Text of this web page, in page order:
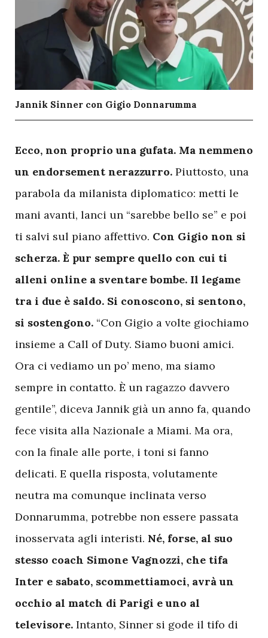
Jannik Sinner con Gigio Donnarumma
Ecco, non proprio una gufata. Ma nemmeno
un endorsement nerazzurro. Piuttosto, una
parabola da milanista diplomatico: metti le
mani avanti, lanci un “sarebbe bello se” e poi
ti salvi sul piano affettivo. Con Gigio non si
scherza. È pur sempre quello con cui ti
alleni online a sventare bombe. Il legame
tra i due è saldo. Si conoscono, si sentono,
si sostengono. “Con Gigio a volte giochiamo
insieme a Call of Duty. Siamo buoni amici.
Ora ci vediamo un po’ meno, ma siamo
sempre in contatto. È un ragazzo davvero
gentile”, diceva Jannik già un anno fa, quando
fece visita alla Nazionale a Miami. Ma ora,
con la finale alle porte, i toni si fanno
delicati. E quella risposta, volutamente
neutra ma comunque inclinata verso
Donnarumma, potrebbe non essere passata
inosservata agli interisti. Né, forse, al suo
stesso coach Simone Vagnozzi, che tifa
Inter e sabato, scommettiamoci, avrà un
occhio al match di Parigi e uno al
televisore. Intanto, Sinner si gode il tifo di